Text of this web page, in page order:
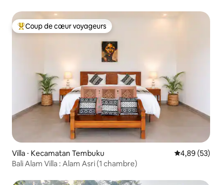
Coups de cœur voyageurs les plus appréciés
Coup de cœur voyageurs
Villa ⋅ Kecamatan Tembuku Évaluation
4,89 (53)
Bali Alam Villa : Alam Asri (1 chambre)